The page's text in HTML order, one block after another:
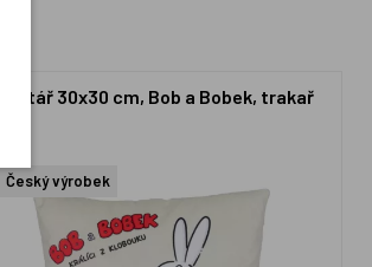
Polštář 30x30 cm, Bob a Bobek, trakař
Český výrobek